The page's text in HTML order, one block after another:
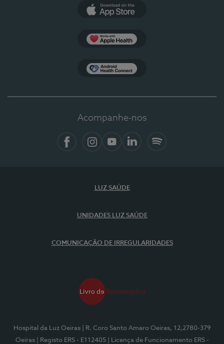
Acompanhe-nos
LUZ SAÚDE
UNIDADES LUZ SAÚDE
COMUNICAÇÃO DE IRREGULARIDADES
Hospital da Luz Oeiras
| R. Coro Santo Amaro Oeiras, 12,2780-379
Oeiras
| Registo ERS - E112405
| Licença de Funcionamento ERS -